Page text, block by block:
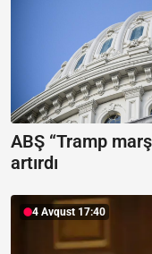
ABŞ “Tramp
artırdı
4 Avqust 17:40